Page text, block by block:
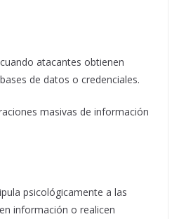
atacantes obtienen
de datos o credenciales.
masivas de información
psicológicamente a las
información o realicen